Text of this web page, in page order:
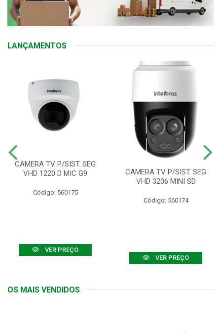
LANÇAMENTOS
CAMERA TV P/SIST. SEG
VHD 1220 D MIC G9
Código: 560175
VER PREÇO
CAMERA TV P/SIST. SEG
VHD 3206 MINI SD
Código: 560174
VER PREÇO
OS MAIS VENDIDOS